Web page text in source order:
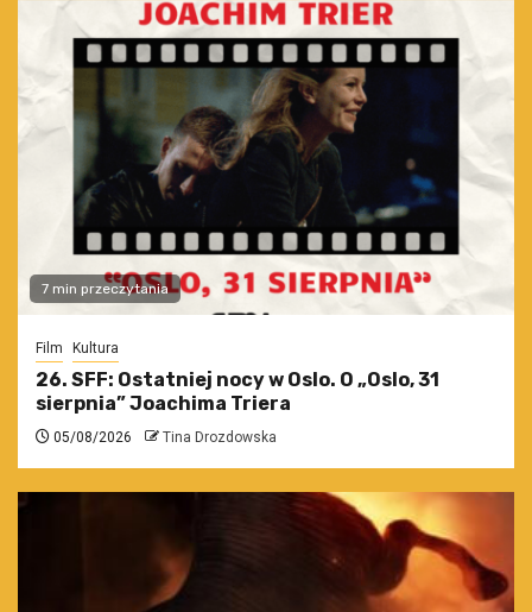
7 min przeczytania
Film Kultura
26. SFF: Ostatniej nocy w Oslo. O „Oslo, 31
sierpnia” Joachima Triera
05/08/2026 Tina Drozdowska